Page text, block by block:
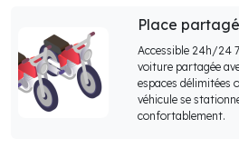
Place
Accessible 24h/24
voiture partagée
espaces délimitées
véhicule se
confortablement.